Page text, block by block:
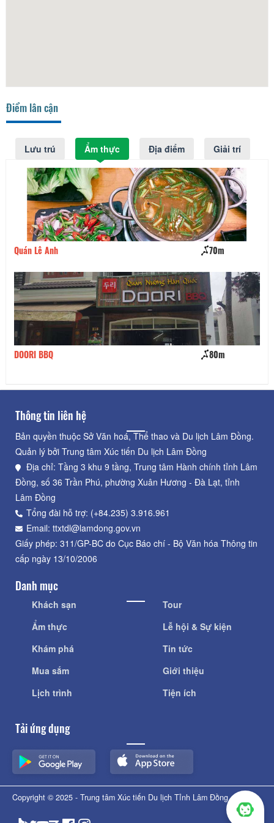
Điểm lân cận
Lưu trú Ẩm thực Địa điểm Giải trí
Quán Lê Anh 70m
DOORI BBQ 80m
Thông tin liên hệ
Bản quyền thuộc Sở Văn hoá, Thể thao và Du lịch Lâm Đồng.
Quản lý bởi Trung tâm Xúc tiến Du lịch Lâm Đồng
Địa chỉ: Tầng 3 khu 9 tầng, Trung tâm Hành chính tỉnh Lâm
Đồng, số 36 Trần Phú, phường Xuân Hương - Đà Lạt, tỉnh
Lâm Đồng
Tổng đài hỗ trợ: (+84.235) 3.916.961
Email: ttxtdl@lamdong.gov.vn
Giấy phép: 311/GP-BC do Cục Báo chí - Bộ Văn hóa Thông tin
cấp ngày 13/10/2006
Danh mục
Khách sạn
Ẩm thực
Khám phá
Mua sắm
Lịch trình
Tour
Lễ hội & Sự kiện
Tin tức
Giới thiệu
Tiện ích
Tải ứng dụng
Copyright © 2025 - Trung tâm Xúc tiến Du lịch Tỉnh Lâm Đồng